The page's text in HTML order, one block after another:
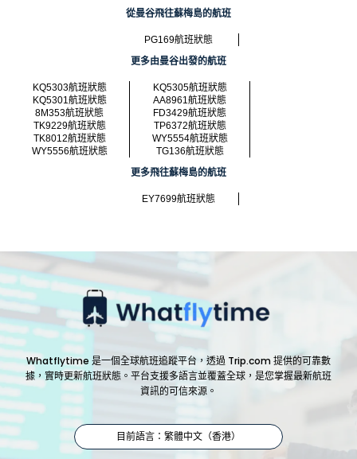
從曼谷飛往蘇梅島的航班
PG169航班狀態
更多由曼谷出發的航班
KQ5303航班狀態
KQ5305航班狀態
KQ5301航班狀態
AA8961航班狀態
8M353航班狀態
FD3429航班狀態
TK9229航班狀態
TP6372航班狀態
TK8012航班狀態
WY5554航班狀態
WY5556航班狀態
TG136航班狀態
更多飛往蘇梅島的航班
EY7699航班狀態
Whatflytime 是一個全球航班追蹤平台，透過 Trip.com 提供的可靠數
據，實時更新航班狀態。平台支援多語言並覆蓋全球，是您掌握最新航班
資訊的可信來源。
目前語言：繁體中文（香港）